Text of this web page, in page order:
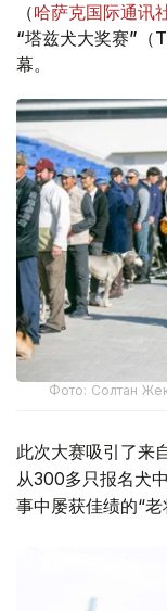
（哈萨克国际通讯
“塔兹犬大奖赛”（
幕。
Фото: Солтан
此次大赛吸引了来
从300多只报名犬
事中屡获佳绩的“老